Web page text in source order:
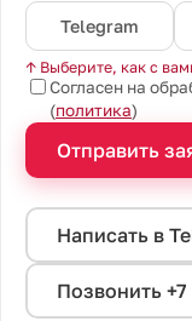
Telegram
↑ Выберите, как с
Согласен на
(политика)
Отправить
Написать в
Позвонить